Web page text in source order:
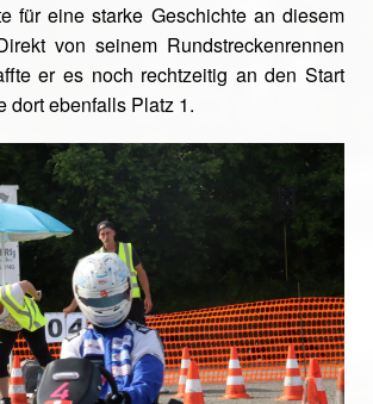
für eine starke Geschichte an diesem
von seinem Rundstreckenrennen
er es noch rechtzeitig an den Start
dort ebenfalls Platz 1.